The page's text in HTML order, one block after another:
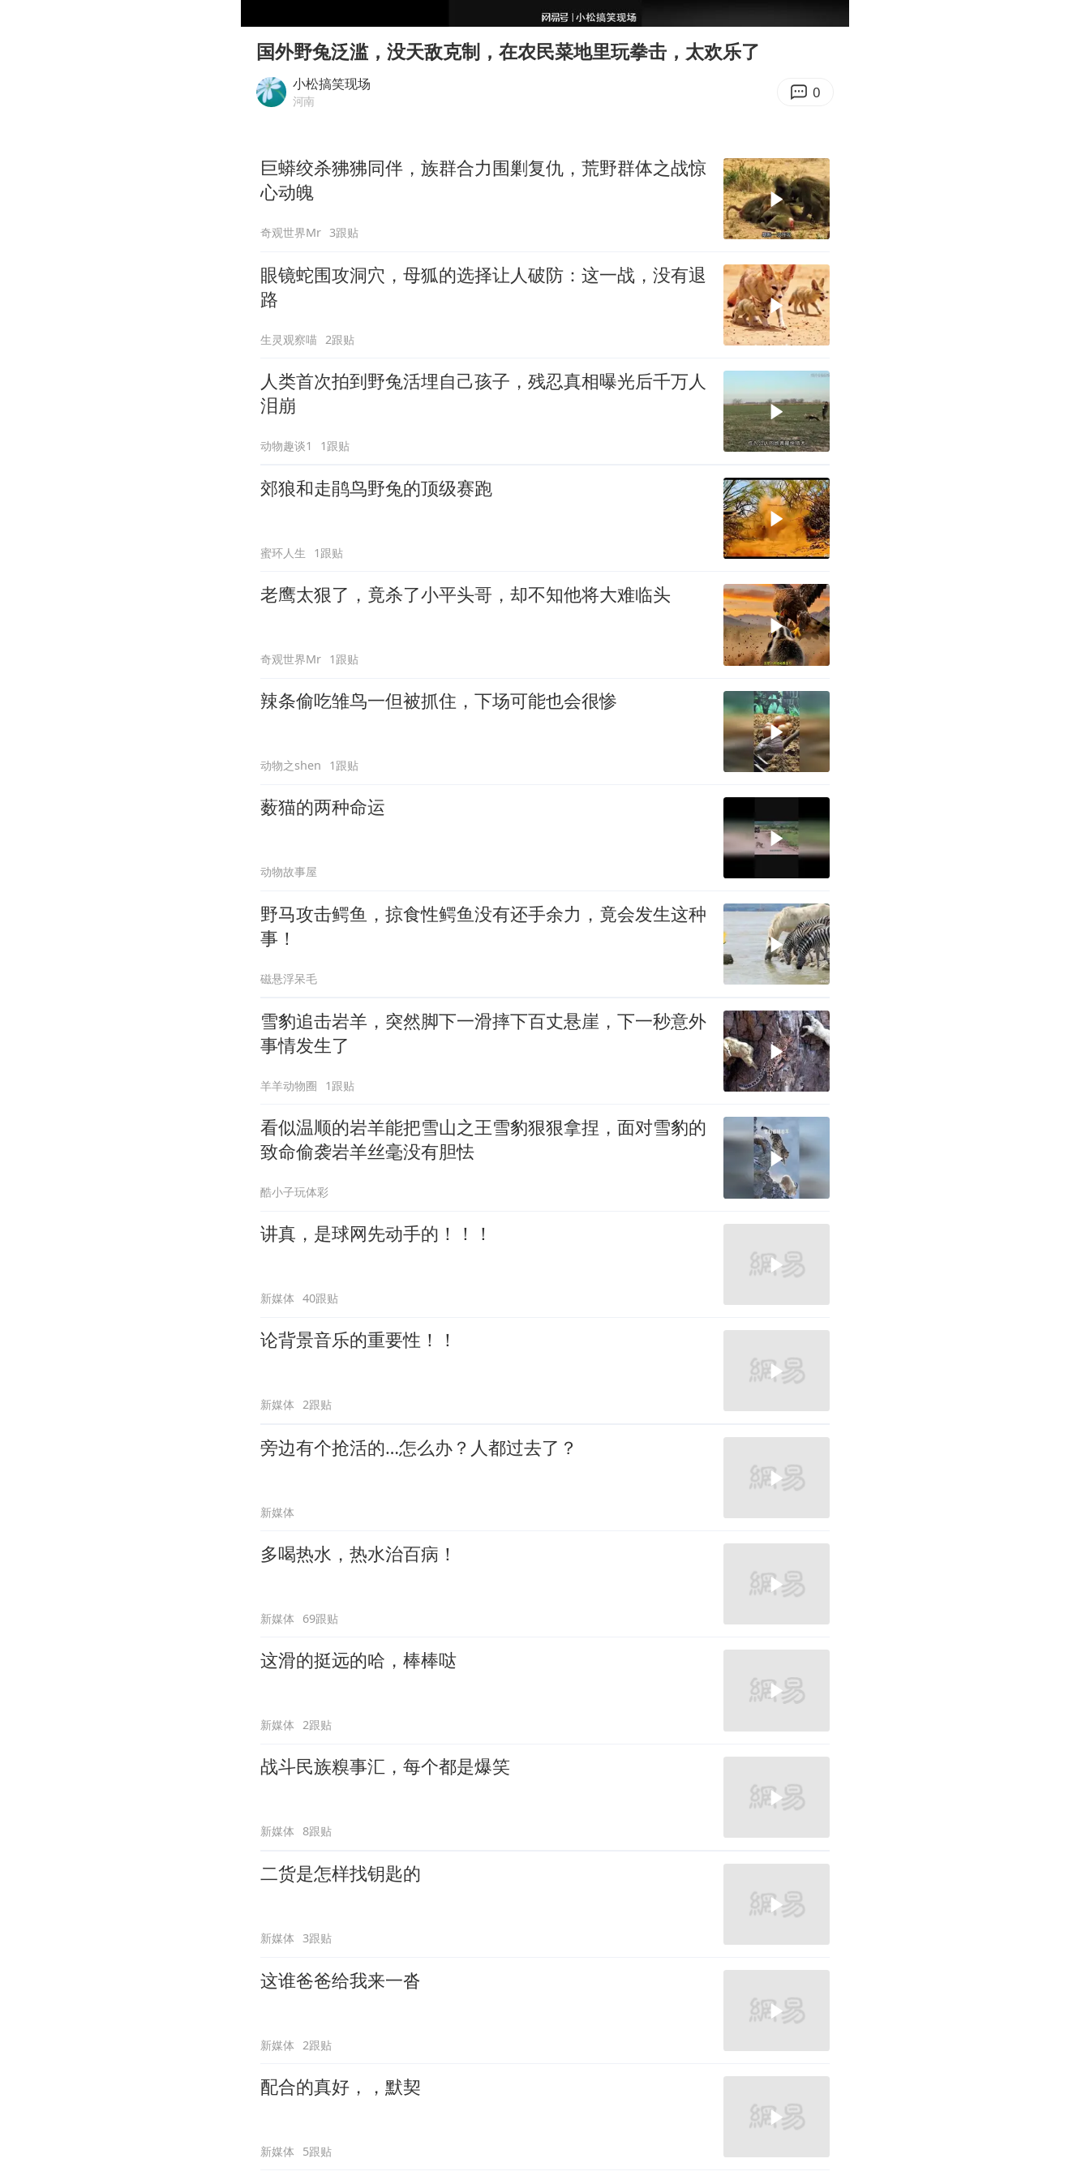
香港宏福苑火灾或由烟头引起
浙江台州《告全体市民书》
国外野兔泛滥，没天敌克制，在农民菜地里玩拳击，太欢乐了
小松搞笑现场
河南 0
巨蟒绞杀狒狒同伴，族群合力围剿复仇，荒野群体之战惊
心动魄
奇观世界Mr 3跟贴
眼镜蛇围攻洞穴，母狐的选择让人破防：这一战，没有退
路
生灵观察喵 2跟贴
人类首次拍到野兔活埋自己孩子，残忍真相曝光后千万人
泪崩
动物趣谈1 1跟贴
郊狼和走鹃鸟野兔的顶级赛跑
蜜环人生 1跟贴
老鹰太狠了，竟杀了小平头哥，却不知他将大难临头
奇观世界Mr 1跟贴
辣条偷吃雏鸟一但被抓住，下场可能也会很惨
动物之shen 1跟贴
薮猫的两种命运
动物故事屋
野马攻击鳄鱼，掠食性鳄鱼没有还手余力，竟会发生这种
事！
磁悬浮呆毛
雪豹追击岩羊，突然脚下一滑摔下百丈悬崖，下一秒意外
事情发生了
羊羊动物圈 1跟贴
看似温顺的岩羊能把雪山之王雪豹狠狠拿捏，面对雪豹的
致命偷袭岩羊丝毫没有胆怯
酷小子玩体彩
讲真，是球网先动手的！！！
新媒体 40跟贴
论背景音乐的重要性！！
新媒体 2跟贴
旁边有个抢活的…怎么办？人都过去了？
新媒体
多喝热水，热水治百病！
新媒体 69跟贴
这滑的挺远的哈，棒棒哒
新媒体 2跟贴
战斗民族糗事汇，每个都是爆笑
新媒体 8跟贴
二货是怎样找钥匙的
新媒体 3跟贴
这谁爸爸给我来一沓
新媒体 2跟贴
配合的真好，，默契
新媒体 5跟贴